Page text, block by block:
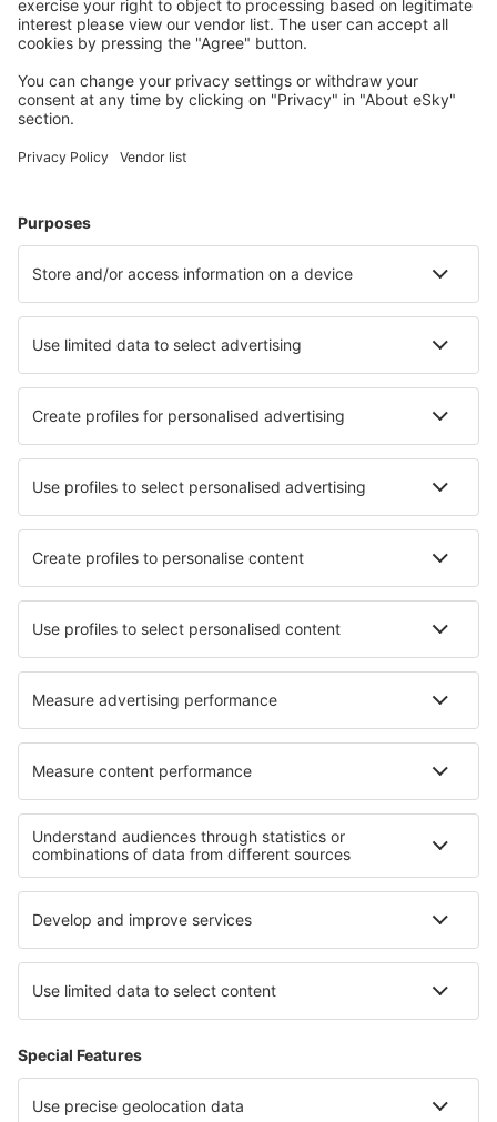
Cele mai căutate hoteluri de către utilizatorii eSky
Hoteluri în Marea Britanie - Orașe populare
Hoteluri în Edinburgh
Hoteluri în Torquay Hoteluri în Rhyl
Hoteluri în Southwold Hoteluri în Bridport
Cele mai bune hoteluri - orașe
Hoteluri în Paimpol Hoteluri în Howard
Hoteluri în Vila Praia de Âncora
Hoteluri în Saint-Aubin-de-Terregatte Hoteluri în Banne
Hoteluri Aggius Hoteluri în Castleton On Hudson
Hoteluri în Brembate
Cele mai bune hoteluri - regiuni
Hoteluri in Scotland Hoteluri în Marea Britanie
Hoteluri ȋn Irlanda de Nord Hoteluri în Riviera Engleză
Hoteluri în Guernsey Hoteluri in Nuevo León
Hoteluri in Makarska Hoteluri în Walt Disney World Resort
Hoteluri in Mafikeng Game Reserve